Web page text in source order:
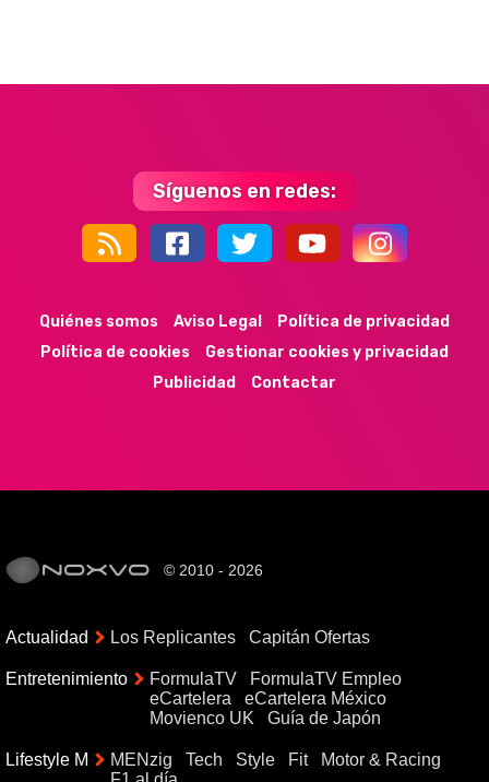
Síguenos en redes:
Quiénes somos Aviso Legal
Política de privacidad
Política de cookies
Gestionar cookies y privacidad
Publicidad
Contactar
© 2010 - 2026
Actualidad Los Replicantes Capitán Ofertas
Entretenimiento FormulaTV
FormulaTV Empleo
eCartelera
eCartelera México
Movienco UK
Guía de Japón
Lifestyle M MENzig Tech Style Fit
Motor & Racing